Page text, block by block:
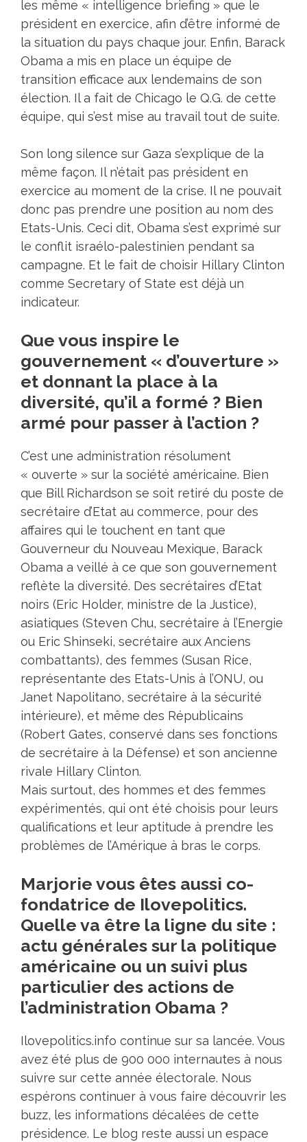
les même « intelligence briefing » que le
président en exercice, afin d’être informé de
la situation du pays chaque jour. Enfin, Barack
Obama a mis en place un équipe de
transition efficace aux lendemains de son
élection. Il a fait de Chicago le Q.G. de cette
équipe, qui s’est mise au travail tout de suite.
Son long silence sur Gaza s’explique de la
même façon. Il n’était pas président en
exercice au moment de la crise. Il ne pouvait
donc pas prendre une position au nom des
Etats-Unis. Ceci dit, Obama s’est exprimé sur
le conflit israélo-palestinien pendant sa
campagne. Et le fait de choisir Hillary Clinton
comme Secretary of State est déjà un
indicateur.
Que vous inspire le
gouvernement « d’ouverture »
et donnant la place à la
diversité, qu’il a formé ? Bien
armé pour passer à l’action ?
C’est une administration résolument
« ouverte » sur la société américaine. Bien
que Bill Richardson se soit retiré du poste de
secrétaire d’Etat au commerce, pour des
affaires qui le touchent en tant que
Gouverneur du Nouveau Mexique, Barack
Obama a veillé à ce que son gouvernement
reflète la diversité. Des secrétaires d’Etat
noirs (Eric Holder, ministre de la Justice),
asiatiques (Steven Chu, secrétaire à l’Energie
ou Eric Shinseki, secrétaire aux Anciens
combattants), des femmes (Susan Rice,
représentante des Etats-Unis à l’ONU, ou
Janet Napolitano, secrétaire à la sécurité
intérieure), et même des Républicains
(Robert Gates, conservé dans ses fonctions
de secrétaire à la Défense) et son ancienne
rivale Hillary Clinton.
Mais surtout, des hommes et des femmes
expérimentés, qui ont été choisis pour leurs
qualifications et leur aptitude à prendre les
problèmes de l’Amérique à bras le corps.
Marjorie vous êtes aussi co-
fondatrice de Ilovepolitics.
Quelle va être la ligne du site :
actu générales sur la politique
américaine ou un suivi plus
particulier des actions de
l’administration Obama ?
Ilovepolitics.info continue sur sa lancée. Vous
avez été plus de 900 000 internautes à nous
suivre sur cette année électorale. Nous
espérons continuer à vous faire découvrir les
buzz, les informations décalées de cette
présidence. Le blog reste aussi un espace